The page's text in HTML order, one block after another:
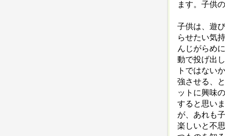
ます。子供
子供は、遊
らせたい気
んじがらめ
動で投げ出
トではない
強させる、
ットに興味
すると思い
が、あれも
楽しいと不